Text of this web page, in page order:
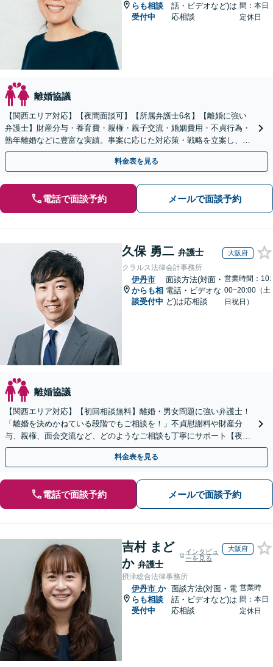
らも相談
受付中
話・ビデオなど)は
応相談
間：本日
定休日
離婚協議
【関西エリア対応】【夜間面談可】【所属弁護士6名】【離婚に強い
弁護士】財産分与・養育費・親権・親子交流・婚姻費用・不貞行為・
熟年離婚などに豊富な実績。事案に応じた対応策・戦略を立案し、全
力で闘います。明るい人生の再スタートを！
料金表を見る
電話で面談予約 メールで面談予約
久保 勇二 弁護士 大阪府
クラルス法律会計事務所
伊丹市
からも相
談受付中
面談方法(対面・
電話・ビデオな
ど)は応相談
営業時間：10:
00~20:00（土
日祝日）
離婚協議
【関西エリア対応】【初回相談無料】離婚・男女問題に強い弁護士！
「離婚を決めかねている段階でもご相談を！」不貞慰謝料や財産分
与、親権、面会交流など、どのようなご相談も丁寧にサポート【夜
間・休日面談可】【WEB面談】【完全個室】
料金表を見る
電話で面談予約 メールで面談予約
吉村 まど
か 弁護士
インタビュ
ーを見る
大阪府
摂津総合法律事務所
伊丹市 か
らも相談
受付中
面談方法(対面・電
話・ビデオなど)は
応相談
営業時
間：本日
定休日